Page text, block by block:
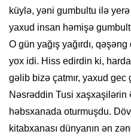
küylə, yəni gumbultu ilə
yaxud insan həmişə
O gün yağış yağırdı,
yox idi. Hiss edirdin ki,
gəlib bizə çatmır, yaxud gec
Nəsrəddin Tusi xaşxaşilərin
həbsxanada oturmuşdu.
kitabxanası dünyanın ən